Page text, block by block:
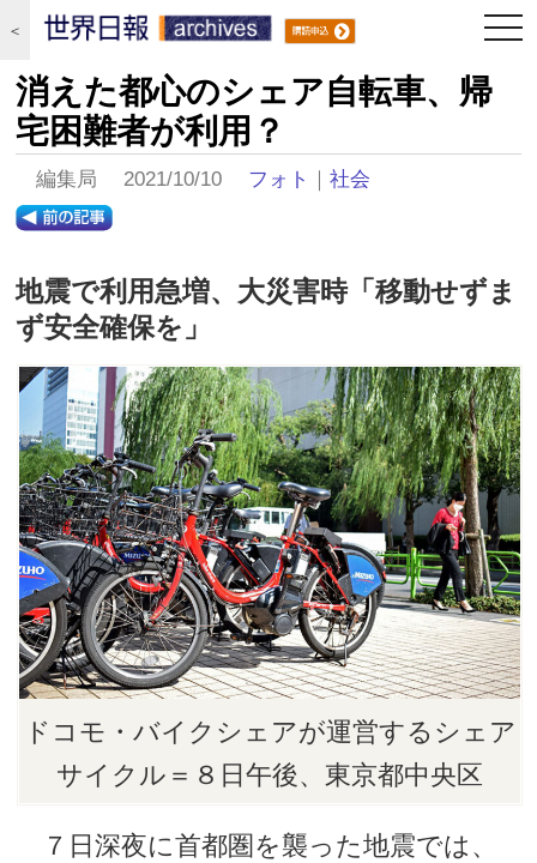
＜
消えた都心のシェア自転車、帰
宅困難者が利用？
編集局 2021/10/10 フォト ｜社会
地震で利用急増、大災害時「移動せずま
ず安全確保を」
ドコモ・バイクシェアが運営するシェア
サイクル＝８日午後、東京都中央区
７日深夜に首都圏を襲った地震では、